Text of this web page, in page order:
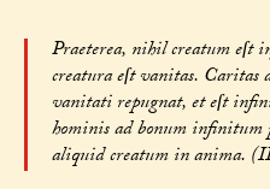
Praeterea, nihil creatum eſt
creatura eſt vanitas. Caritas
vanitati repugnat, et eſt
hominis ad bonum infinitum
aliquid creatum in anima.